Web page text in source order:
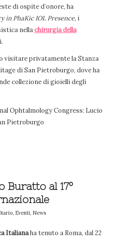
di ospite d’onore, ha
in PhaKic IOL Presence,i
nellachirurgia della
visitare privatamente la Stanza
di San Pietroburgo, dove ha
collezione di gioielli degli
Buratto al 17°
, Eventi, News
Italianaha tenuto a Roma, dal 22